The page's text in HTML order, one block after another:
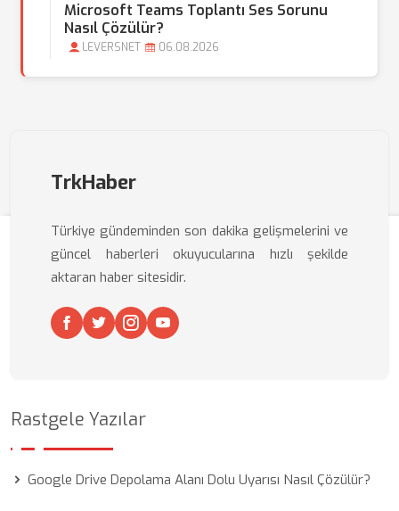
Microsoft Teams Toplantı Ses Sorunu
Nasıl Çözülür?
LEVERSNET 06.08.2026
TrkHaber
Türkiye gündeminden son dakika gelişmelerini ve
güncel haberleri okuyucularına hızlı şekilde
aktaran haber sitesidir.
Rastgele Yazılar
Google Drive Depolama Alanı Dolu Uyarısı Nasıl Çözülür?